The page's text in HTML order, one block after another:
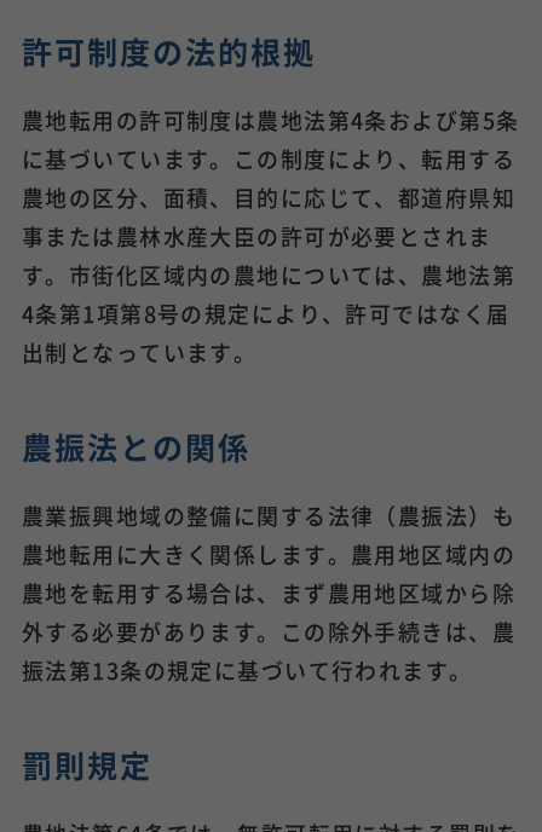
許可制度の法的根拠
農地転用の許可制度は農地法第4条および第5条
に基づいています。この制度により、転用する
農地の区分、面積、目的に応じて、都道府県知
事または農林水産大臣の許可が必要とされま
す。市街化区域内の農地については、農地法第
4条第1項第8号の規定により、許可ではなく届
出制となっています。
農振法との関係
農業振興地域の整備に関する法律（農振法）も
農地転用に大きく関係します。農用地区域内の
農地を転用する場合は、まず農用地区域から除
外する必要があります。この除外手続きは、農
振法第13条の規定に基づいて行われます。
罰則規定